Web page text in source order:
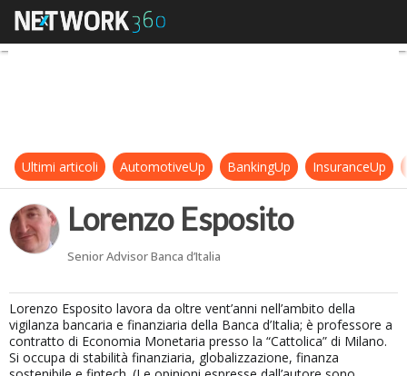
Lorenzo Esposito
Ultimi articoli AutomotiveUp BankingUp InsuranceUp
Lorenzo Esposito
Senior Advisor Banca d’Italia
Lorenzo Esposito lavora da oltre vent’anni nell’ambito della
vigilanza bancaria e finanziaria della Banca d’Italia; è professore a
contratto di Economia Monetaria presso la “Cattolica” di Milano.
Si occupa di stabilità finanziaria, globalizzazione, finanza